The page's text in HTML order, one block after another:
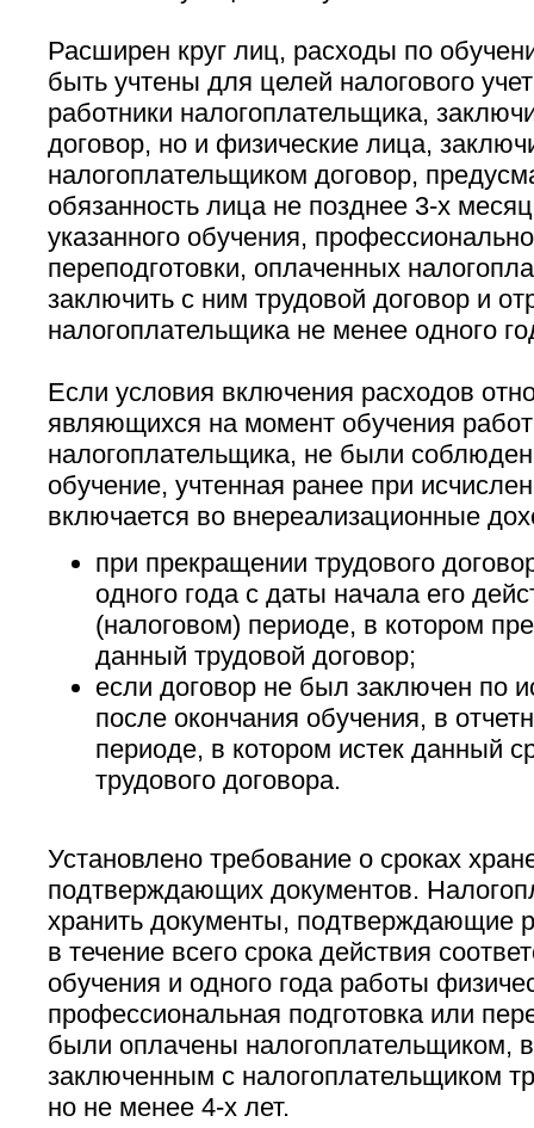
Расширен круг лиц, расходы по
быть учтены для целей налогового
работники налогоплательщика,
договор, но и физические лица,
налогоплательщиком договор,
обязанность лица не позднее 3-х
указанного обучения,
переподготовки, оплаченных
заключить с ним трудовой договор и
налогоплательщика не менее одного
Если условия включения расходов
являющихся на момент обучения
налогоплательщика, не были
обучение, учтенная ранее при
включается во внереализационные
при прекращении трудового
одного года с даты начала его
(налоговом) периоде, в котором
данный трудовой договор;
если договор не был заключен по
после окончания обучения, в
периоде, в котором истек данный
трудового договора.
Установлено требование о сроках
подтверждающих документов.
хранить документы, подтверждающие
в течение всего срока действия
обучения и одного года работы
профессиональная подготовка или
были оплачены налогоплательщиком, в
заключенным с налогоплательщиком
но не менее 4-х лет.